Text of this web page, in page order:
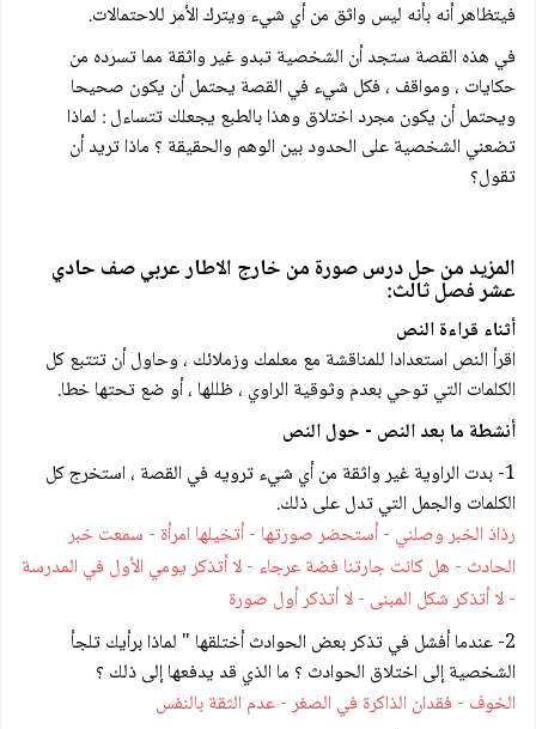
فيتظاهر أنه بأنه ليس واثق من أي شيء ويترك الأمر للاحتمالات.
في هذه القصة ستجد أن الشخصية تبدو غير واثقة مما تسرده من
حكايات ، ومواقف ، فكل شيء في القصة يحتمل أن يكون صحيحا
ويحتمل أن يكون مجرد اختلاق وهذا بالطبع يجعلك تتساءل : لماذا
تضعني الشخصية على الحدود بين الوهم والحقيقة ؟ ماذا تريد أن
تقول؟
المزيد من حل درس صورة من خارج الاطار عربي صف حادي
عشر فصل ثالث:
أثناء قراءة النص
اقرأ النص استعدادا للمناقشة مع معلمك وزملائك ، وحاول أن تتتبع كل
الكلمات التي توحي بعدم وثوقية الراوي ، ظللها ، أو ضع تحتها خطا.
أنشطة ما بعد النص - حول النص
1- بدت الراوية غير واثقة من أي شيء ترويه في القصة ، استخرج كل
الكلمات والجمل التي تدل على ذلك.
رذاذ الخبر وصلني - أستحضر صورتها - أتخيلها امرأة - سمعت خبر
الحادث - هل كانت جارتنا فضة عرجاء - لا أتذكر يومي الأول في المدرسة
- لا أتذكر شكل المبنى - لا أتذكر أول صورة
2- عندما أفشل في تذكر بعض الحوادث أختلقها " لماذا برأيك تلجأ
الشخصية إلى اختلاق الحوادث ؟ ما الذي قد يدفعها إلى ذلك ؟
الخوف - فقدان الذاكرة في الصغر - عدم الثقة بالنفس